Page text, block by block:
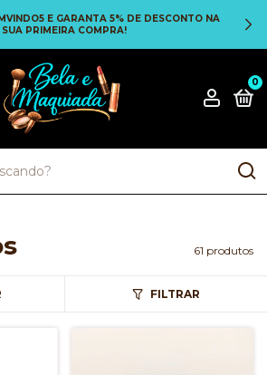
E GARANTA 5% DE DESCONTO NA
SUA PRIMEIRA COMPRA!
0
61 produtos
FILTRAR